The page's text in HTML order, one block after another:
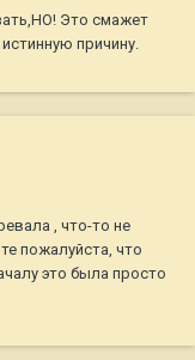
Это смажет
причину.
, что-то не
пожалуйста, что
это была просто